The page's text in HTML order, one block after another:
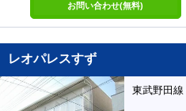
お問い合わせ(無料)
レオパレスすず
東武野田